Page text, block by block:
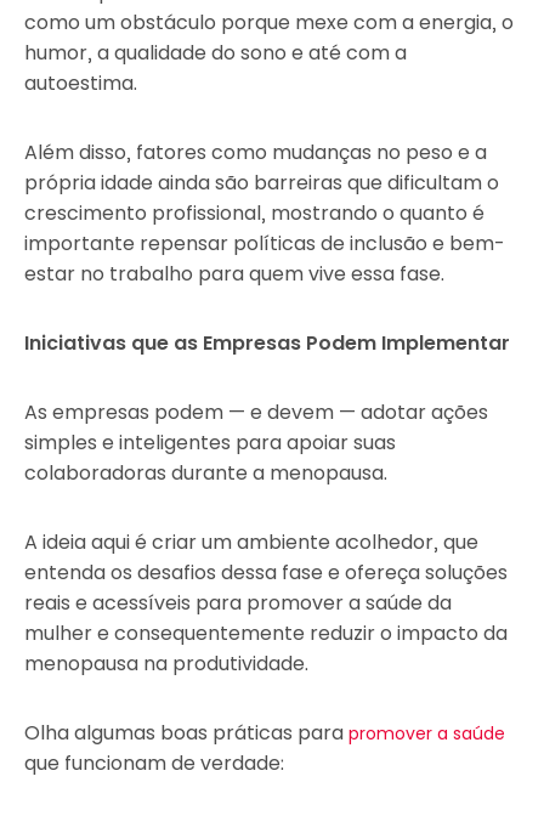
como um obstáculo porque mexe com a energia, o
humor, a qualidade do sono e até com a
autoestima.
Além disso, fatores como mudanças no peso e a
própria idade ainda são barreiras que dificultam o
crescimento profissional, mostrando o quanto é
importante repensar políticas de inclusão e bem-
estar no trabalho para quem vive essa fase.
Iniciativas que as Empresas Podem Implementar
As empresas podem — e devem — adotar ações
simples e inteligentes para apoiar suas
colaboradoras durante a menopausa.
A ideia aqui é criar um ambiente acolhedor, que
entenda os desafios dessa fase e ofereça soluções
reais e acessíveis para promover a saúde da
mulher e consequentemente reduzir o impacto da
menopausa na produtividade.
Olha algumas boas práticas para promover a saúde
que funcionam de verdade: